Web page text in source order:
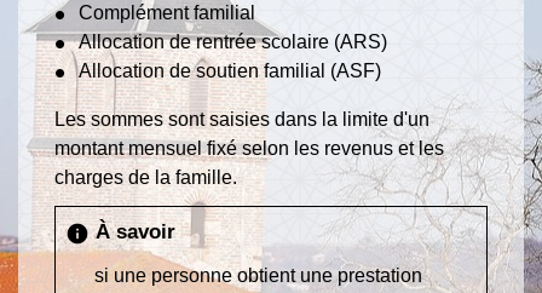
Complément familial
Allocation de rentrée scolaire (ARS)
Allocation de soutien familial (ASF)
Les sommes sont saisies dans la limite d'un
montant mensuel fixé selon les revenus et les
charges de la famille.
infoÀ savoir
si une personne obtient une prestation